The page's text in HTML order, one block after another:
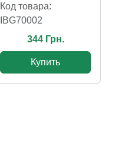
Код товара:
IBG70002
344 Грн.
Купить